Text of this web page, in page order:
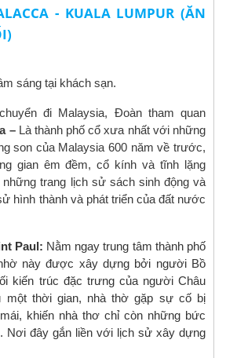
- KUALA LUMPUR (ĂN
sáng tại khách sạn.
đi Malaysia, Đoàn tham quan
– Là thành phố cổ xưa nhất với những
son của Malaysia 600 năm về trước,
gian êm đềm, cổ kính và tĩnh lặng
trang lịch sử sách sinh động và
hình thành và phát triển của đất nước
Paul: Nằm ngay trung tâm thành phố
này được xây dựng bởi người Bồ
kiến trúc đặc trưng của người Châu
một thời gian, nhà thờ gặp sự cố bị
khiến nhà thơ chỉ còn những bức
Nơi đây gắn liền với lịch sử xây dựng